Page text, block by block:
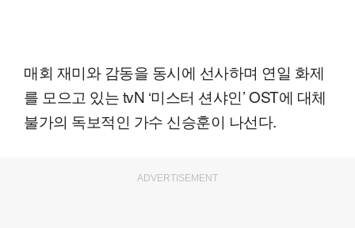
매회 재미와 감동을 동시에 선사하며 연일 화제
를 모으고 있는 tvN ‘미스터 션샤인’ OST에 대체
불가의 독보적인 가수 신승훈이 나선다.
ADVERTISEMENT